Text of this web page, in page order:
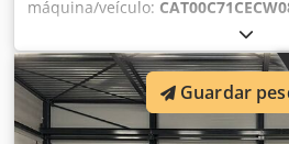
máquina/veículo:
, fabricante de
C7.1, Finalidade: Construção civil
Potência do gerador: 200 kVA
compartimento de carga: 352 x
sim Volume do tanque de água:
Guardar